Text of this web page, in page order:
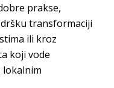
prakse,
transformaciji
ili kroz
koji vode
lokalnim